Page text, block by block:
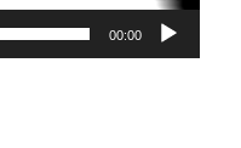
00:00